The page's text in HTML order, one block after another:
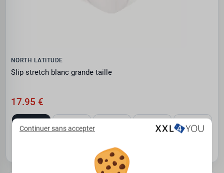
NORTH LATITUDE
Slip stretch blanc grande taille
17.95 €
2XL 5XL 6XL
Continuer sans accepter